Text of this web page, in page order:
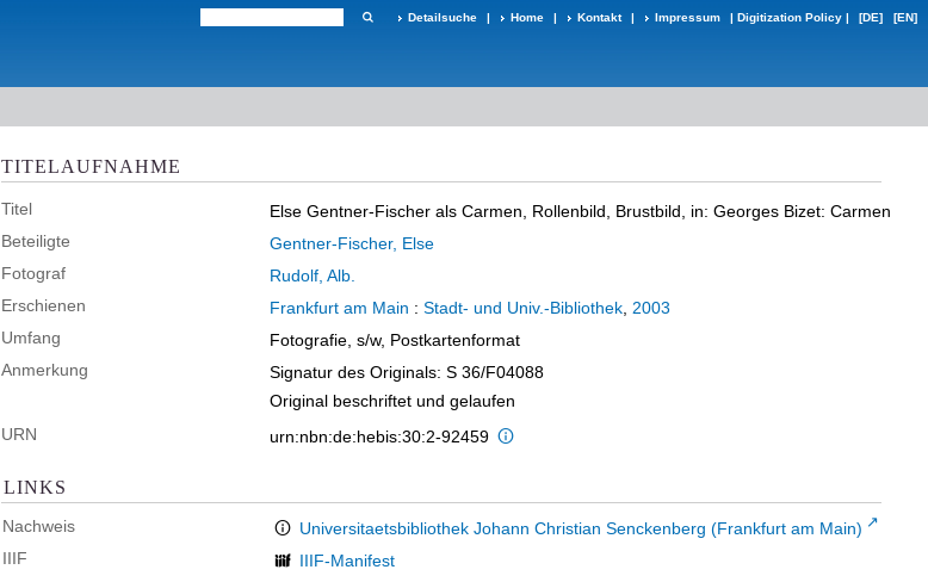
Detailsuche | Home | Kontakt | Impressum | Digitization Policy | [DE] [EN]
TITELAUFNAHME
Titel
Else Gentner-Fischer als Carmen, Rollenbild, Brustbild, in: Georges Bizet: Carmen
Beteiligte
Gentner-Fischer, Else
Fotograf
Rudolf, Alb.
Erschienen
Frankfurt am Main : Stadt- und Univ.-Bibliothek 2003
Umfang
Fotografie, s/w, Postkartenformat
Anmerkung
Signatur des Originals: S 36/F04088
Original beschriftet und gelaufen
URN
urn:nbn:de:hebis:30:2-92459
LINKS
Nachweis
Universitaetsbibliothek Johann Christian Senckenberg (Frankfurt am Main)
IIIF
IIIF-Manifest